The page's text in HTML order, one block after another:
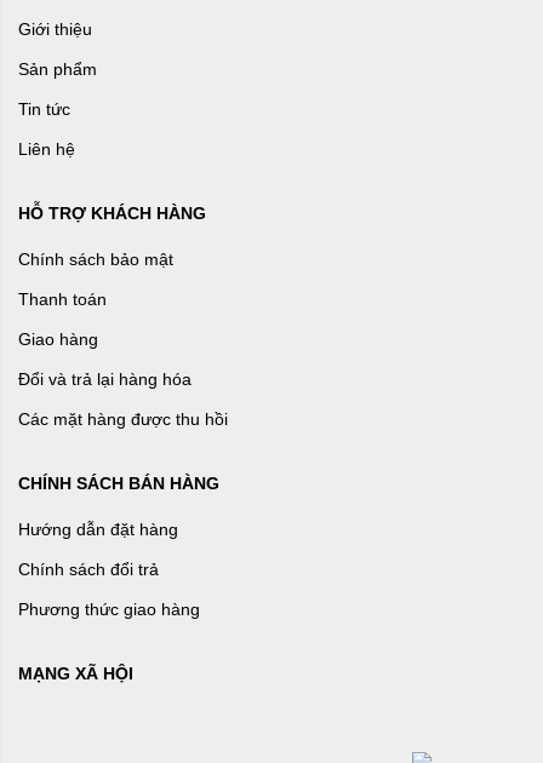
Giới thiệu
Sản phẩm
Tin tức
Liên hệ
HỖ TRỢ KHÁCH HÀNG
Chính sách bảo mật
Thanh toán
Giao hàng
Đổi và trả lại hàng hóa
Các mặt hàng được thu hồi
CHÍNH SÁCH BÁN HÀNG
Hướng dẫn đặt hàng
Chính sách đổi trả
Phương thức giao hàng
MẠNG XÃ HỘI